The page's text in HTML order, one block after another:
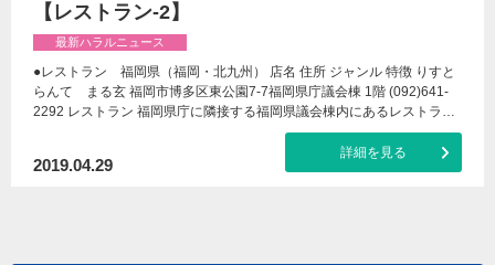
【レストラン-2】
最新ハラルニュース
●レストラン 福岡県（福岡・北九州） 店名 住所 ジャンル 特徴 りすと
らんて まる玄 福岡市博多区東公園7-7福岡県庁議会棟 1階 (092)641-
2292 レストラン 福岡県庁に隣接する福岡県議会棟内にあるレストラ…
2019.04.29
詳細を見る